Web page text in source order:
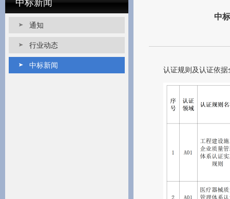
中标新闻
通知
行业动态
中标新闻
中
认证规则及认证依